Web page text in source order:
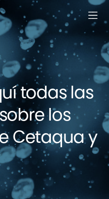
todas las
los
Cetaqua y